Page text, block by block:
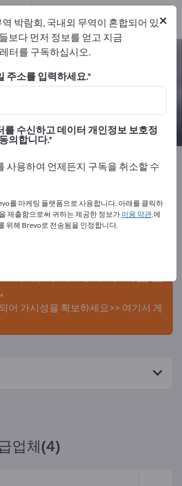
조업체 및 공급업체 찾
개의 수출 업체4
제조업체4
및 제약 도료 & 라카 프라이머
에서 무료로 광고하세
품 – 비즈니스 연락처 >> 여기서 시작
에 귀사의 회사와 제품을
어 가시성을 확보하세요>> 여기서 게
업체(4)
×
박람회, 국내외 무역이 혼합되어 있
보다 먼저 정보를 얻고 지금
터를 구독하십시오.
주소를 입력하세요.
를 수신하고 데이터 개인정보 보호정
의합니다.
사용하여 언제든지 구독을 취소할 수
를 마케팅 플랫폼으로 사용합니다. 아래를 클릭하
제출함으로써 귀하는 제공한 정보가 이용 약관.에
위해 Brevo로 전송됨을 인정합니다.